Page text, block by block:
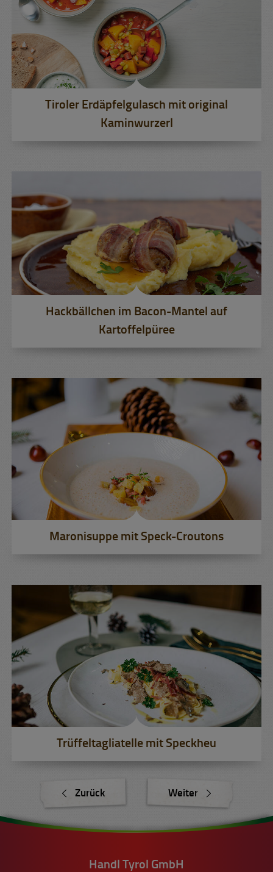
Tiroler Erdäpfelgulasch mit original
Kaminwurzerl
Hackbällchen im Bacon-Mantel auf
Kartoffelpüree
Maronisuppe mit Speck-Croutons
Trüffeltagliatelle mit Speckheu
Zurück Weiter
Handl Tyrol GmbH